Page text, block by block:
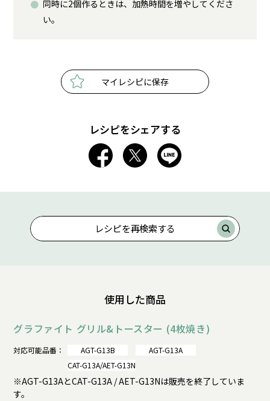
同時に2個作るときは、加熱時間を増やしてくださ
い。
マイレシピに保存
レシピをシェアする
レシピを再検索する
使用した商品
グラファイト グリル&トースター (4枚焼き)
対応可能品番： AGT-G13B
AGT-G13A
CAT-G13A/AET-G13N
※AGT-G13AとCAT-G13A / AET-G13Nは販売を終了していま
す。